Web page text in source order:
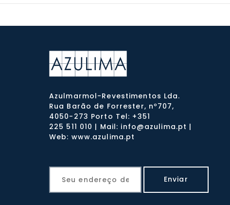
Azulmarmol-Revestimentos Lda.
Rua Barão de Forrester, nº707,
4050-273 Porto Tel: +351
225 511 010 | Mail: info@azulima.pt |
Web: www.azulima.pt